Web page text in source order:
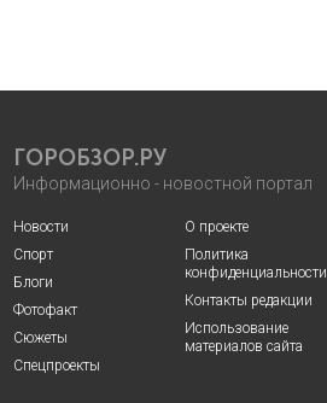
ГОРОБЗОР.РУ
Информационно - новостной портал
Новости
Спорт
Блоги
Фотофакт
Сюжеты
Спецпроекты
О проекте
Политика
конфиденциальности
Контакты редакции
Использование
материалов сайта